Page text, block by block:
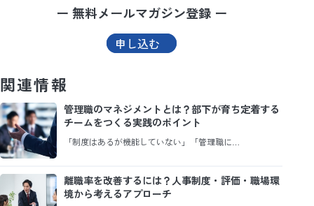
ー 無料メールマガジン登録 ー
申し込む
関連情報
管理職のマネジメントとは？部下が育ち定着する
チームをつくる実践のポイント
「制度はあるが機能していない」「管理職に…
離職率を改善するには？人事制度・評価・職場環
境から考えるアプローチ